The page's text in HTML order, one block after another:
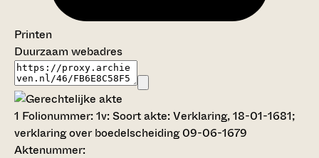
Printen
Duurzaam webadres
1 Folionummer: 1v: Soort akte: Verklaring, 18-01-1681;
verklaring over boedelscheiding 09-06-1679
Aktenummer: